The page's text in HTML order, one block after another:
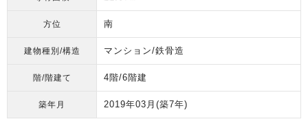
方位 南
建物種別/構造 マンション/鉄骨造
階/階建て 4階/6階建
築年月 2019年03月 (築7年)